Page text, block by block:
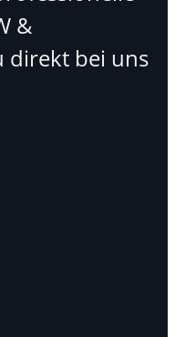
&
direkt bei uns